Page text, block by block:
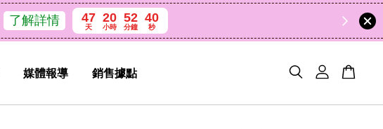
了解詳情 47
天
20
小時
52
分鐘
40
秒
媒體報導 銷售據點